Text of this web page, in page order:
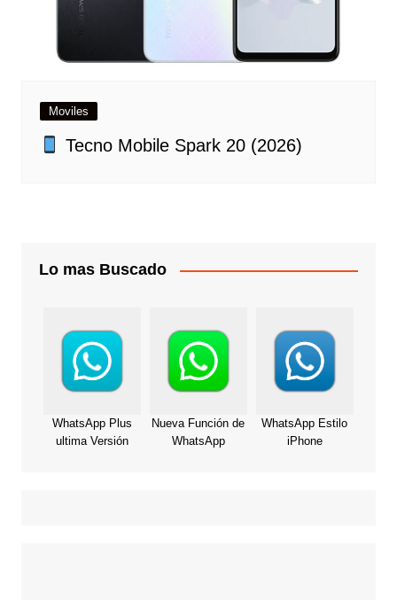
Moviles
Tecno Mobile Spark 20 (2026)
Lo mas Buscado
WhatsApp Plus
ultima Versión
Nueva Función de
WhatsApp
WhatsApp Estilo
iPhone